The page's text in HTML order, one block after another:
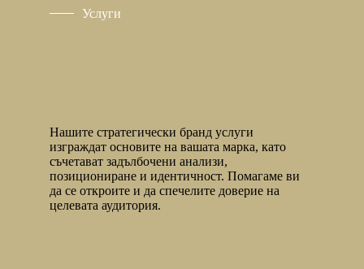
Услуги
Нашите стратегически бранд услуги
изграждат основите на вашата марка, като
съчетават задълбочени анализи,
позициониране и идентичност. Помагаме ви
да се откроите и да спечелите доверие на
целевата аудитория.